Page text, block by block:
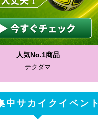
りやすい質問に沿って書ける
サカイクサッカーノート
中サカイクイベント